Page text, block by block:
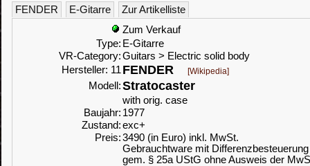
FENDER E-Gitarre
Zur Artikelliste
Zum Verkauf
Type: E-Gitarre
VR-Category:Guitars > Electric solid body
Hersteller: 11 FENDER [Wikipedia]
Modell:Stratocaster
with orig. case
Baujahr: 1977
Zustand:exc+
Preis:3490 (in Euro) inkl. MwSt.
Gebrauchtware mit Differenzbesteuerung
gem. § 25a UStG ohne Ausweis der